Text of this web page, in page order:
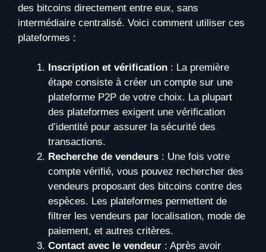
des bitcoins directement entre eux, sans
intermédiaire centralisé. Voici comment utiliser ces
plateformes :
Inscription et vérification : La première
étape consiste à créer un compte sur une
plateforme P2P de votre choix. La plupart
des plateformes exigent une vérification
d’identité pour assurer la sécurité des
transactions.
Recherche de vendeurs : Une fois votre
compte vérifié, vous pouvez rechercher des
vendeurs proposant des bitcoins contre des
espèces. Les plateformes permettent de
filtrer les vendeurs par localisation, mode de
paiement, et autres critères.
Contact avec le vendeur : Après avoir